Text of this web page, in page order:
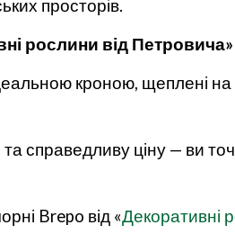
просторів.
рослини від Петровича»
кроною, щеплені на
справедливу ціну — ви
Brepo від «Декоративні